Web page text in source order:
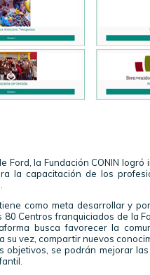
Ford, la Fundación CONIN
la capacitación de los
como meta desarrollar y
80 Centros franquiciados de la
busca favorecer la
su vez, compartir nuevos
objetivos, se podrán mejorar